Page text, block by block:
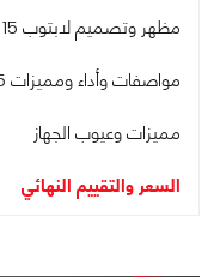
مظهر وتصميم لابتوب Honor MagicBook 15
مواصفات وأداء ومميزات Honor MagicBook 15
مميزات وعيوب الجهاز
السعر والتقييم النهائي